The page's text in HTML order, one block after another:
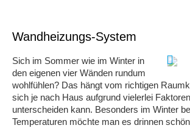
Wandheizungs-System
Sich im Sommer wie im Winter in
den eigenen vier Wänden rundum
wohlfühlen? Das hängt vom richtigen
sich je nach Haus aufgrund vielerlei
unterscheiden kann. Besonders im Winter
Temperaturen möchte man es drinnen